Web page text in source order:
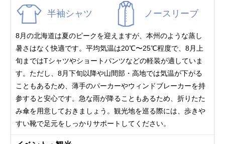
半袖シャツ ノースリーブ
8月の北海道は夏のピークを迎えますが、本州のような蒸し
暑さはなく快適です。平均気温は20℃〜25℃程度で、8月上
旬まではTシャツやショートパンツなどの軽装が適していま
す。ただし、8月下旬以降や山間部・高地では気温が下がる
こともあるため、薄手のパーカーやウィンドブレーカーを持
参すると安心です。急な雨が降ることもあるため、折りたた
み傘を用意しておきましょう。観光地を巡る際には、歩きや
すい靴で足元をしっかりサポートしてください。